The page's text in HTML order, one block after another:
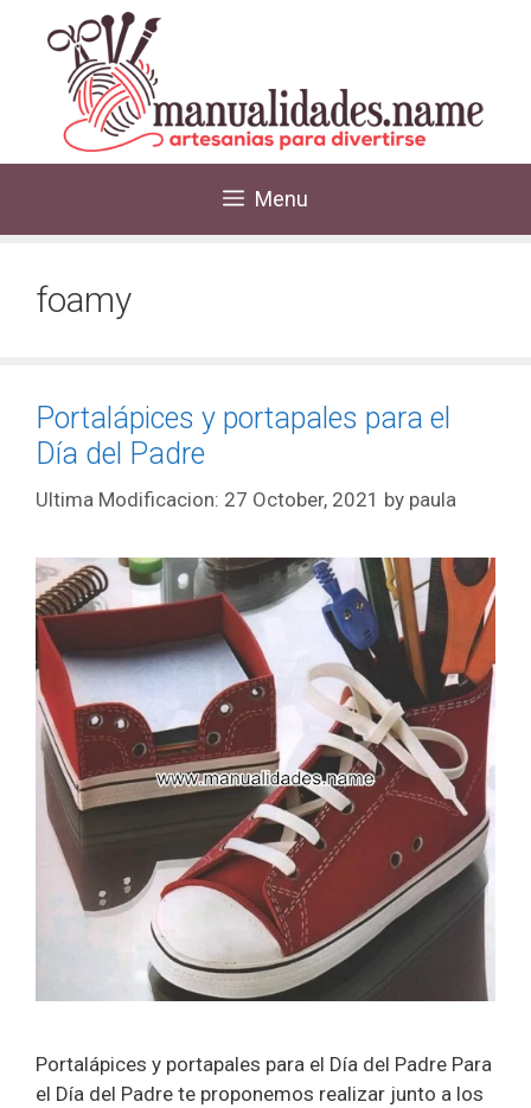
Menu
foamy
Portalápices y portapales para el
Día del Padre
27 October, 2021 by paula
Portalápices y portapales para el Día del Padre Para
el Día del Padre te proponemos realizar junto a los